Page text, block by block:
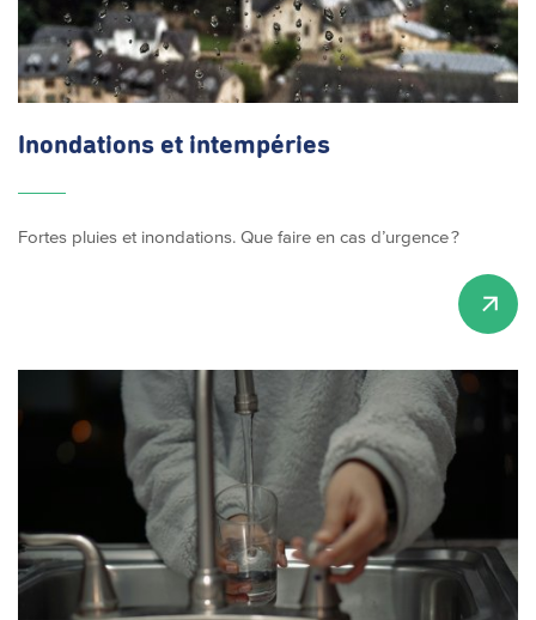
Inondations et intempéries
Fortes pluies et inondations. Que faire en cas d’urgence ?